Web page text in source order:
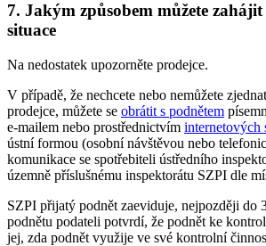
7. Jakým způsobem můžete
situace
Na nedostatek upozorněte prodejce.
V případě, že nechcete nebo nemůžete
prodejce, můžete se obrátit s podnětem
e-mailem nebo prostřednictvím internetových
ústní formou (osobní návštěvou nebo
komunikace se spotřebiteli ústředního
územně příslušnému inspektorátu SZPI dle
SZPI přijatý podnět zaeviduje, nejpozději do
podnětu podateli potvrdí, že podnět ke
jej, zda podnět využije ve své kontrolní